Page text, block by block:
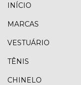
INÍCIO
MARCAS
VESTUÁRIO
TÊNIS
CHINELO